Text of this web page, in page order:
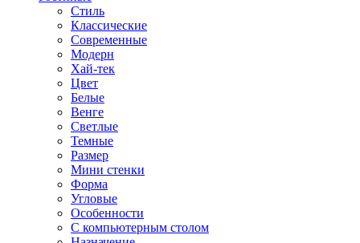
Стиль
Классические
Современные
Модерн
Хай-тек
Цвет
Белые
Венге
Светлые
Темные
Размер
Мини стенки
Форма
Угловые
Особенности
С компьютерным столом